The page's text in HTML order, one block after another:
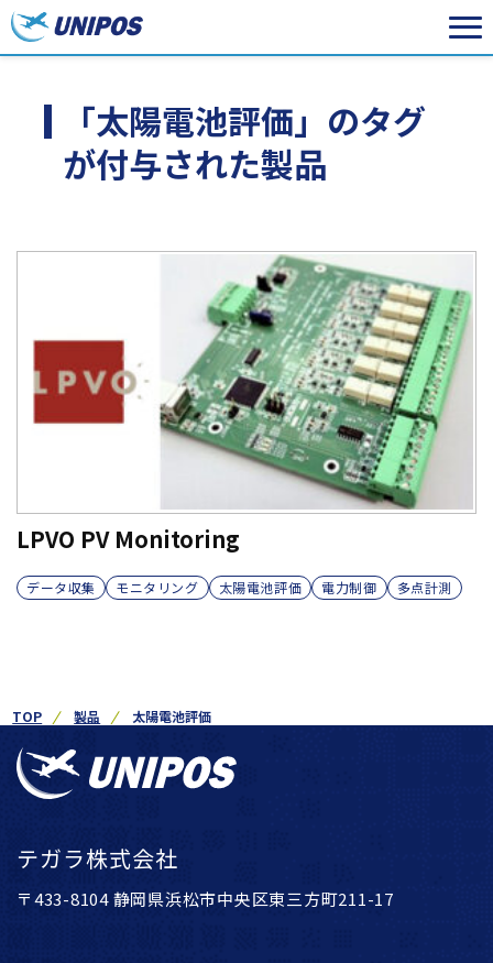
「太陽電池評価」のタグ
が付与された製品
LPVO PV Monitoring
データ収集 モニタリング 太陽電池評価 電力制御 多点計測
TOP 製品 太陽電池評価
テガラ株式会社
〒433-8104 静岡県浜松市中央区東三方町211-17